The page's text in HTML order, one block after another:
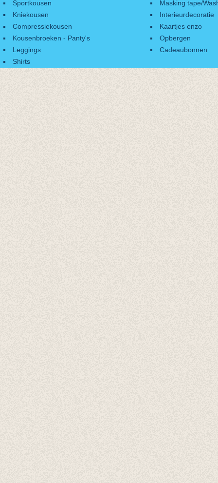
Sportkousen
Kniekousen
Compressiekousen
Kousenbroeken - Panty's
Leggings
Shirts
Masking tape/
Interieurdecoratie
Kaartjes enzo
Opbergen
Cadeaubonnen